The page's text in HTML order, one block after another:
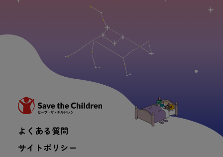
よくある質問
サイトポリシー